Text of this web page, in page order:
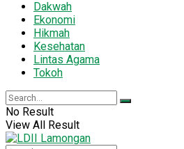
Dakwah
Ekonomi
Hikmah
Kesehatan
Lintas Agama
Tokoh
No Result
View All Result